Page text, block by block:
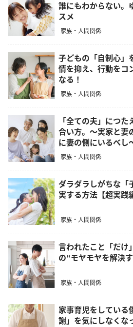
誰にもわからない。
スメ
家族・人間関係
子どもの「自制心」
情を抑え、行動をコ
なる！
家族・人間関係
「全ての夫」につ
合い方。～実家と妻
に妻の側にいるべし
家族・人間関係
ダラダラしがちな「
実する方法【超実践
家族・人間関係
言われたこと「だけ
の“モヤモヤを解決
家族・人間関係
家事育児をしている
謝」を気にしなくな